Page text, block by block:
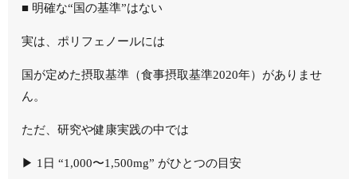
■ 明確な“国の基準”はない
実は、ポリフェノールには
国が定めた摂取基準（食事摂取基準2020年）がありませ
ん。
ただ、研究や健康実践の中では
▶︎ 1日 “1,000〜1,500mg” がひとつの目安